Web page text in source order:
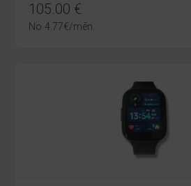
105.00 €
No 4.77€/mēn.